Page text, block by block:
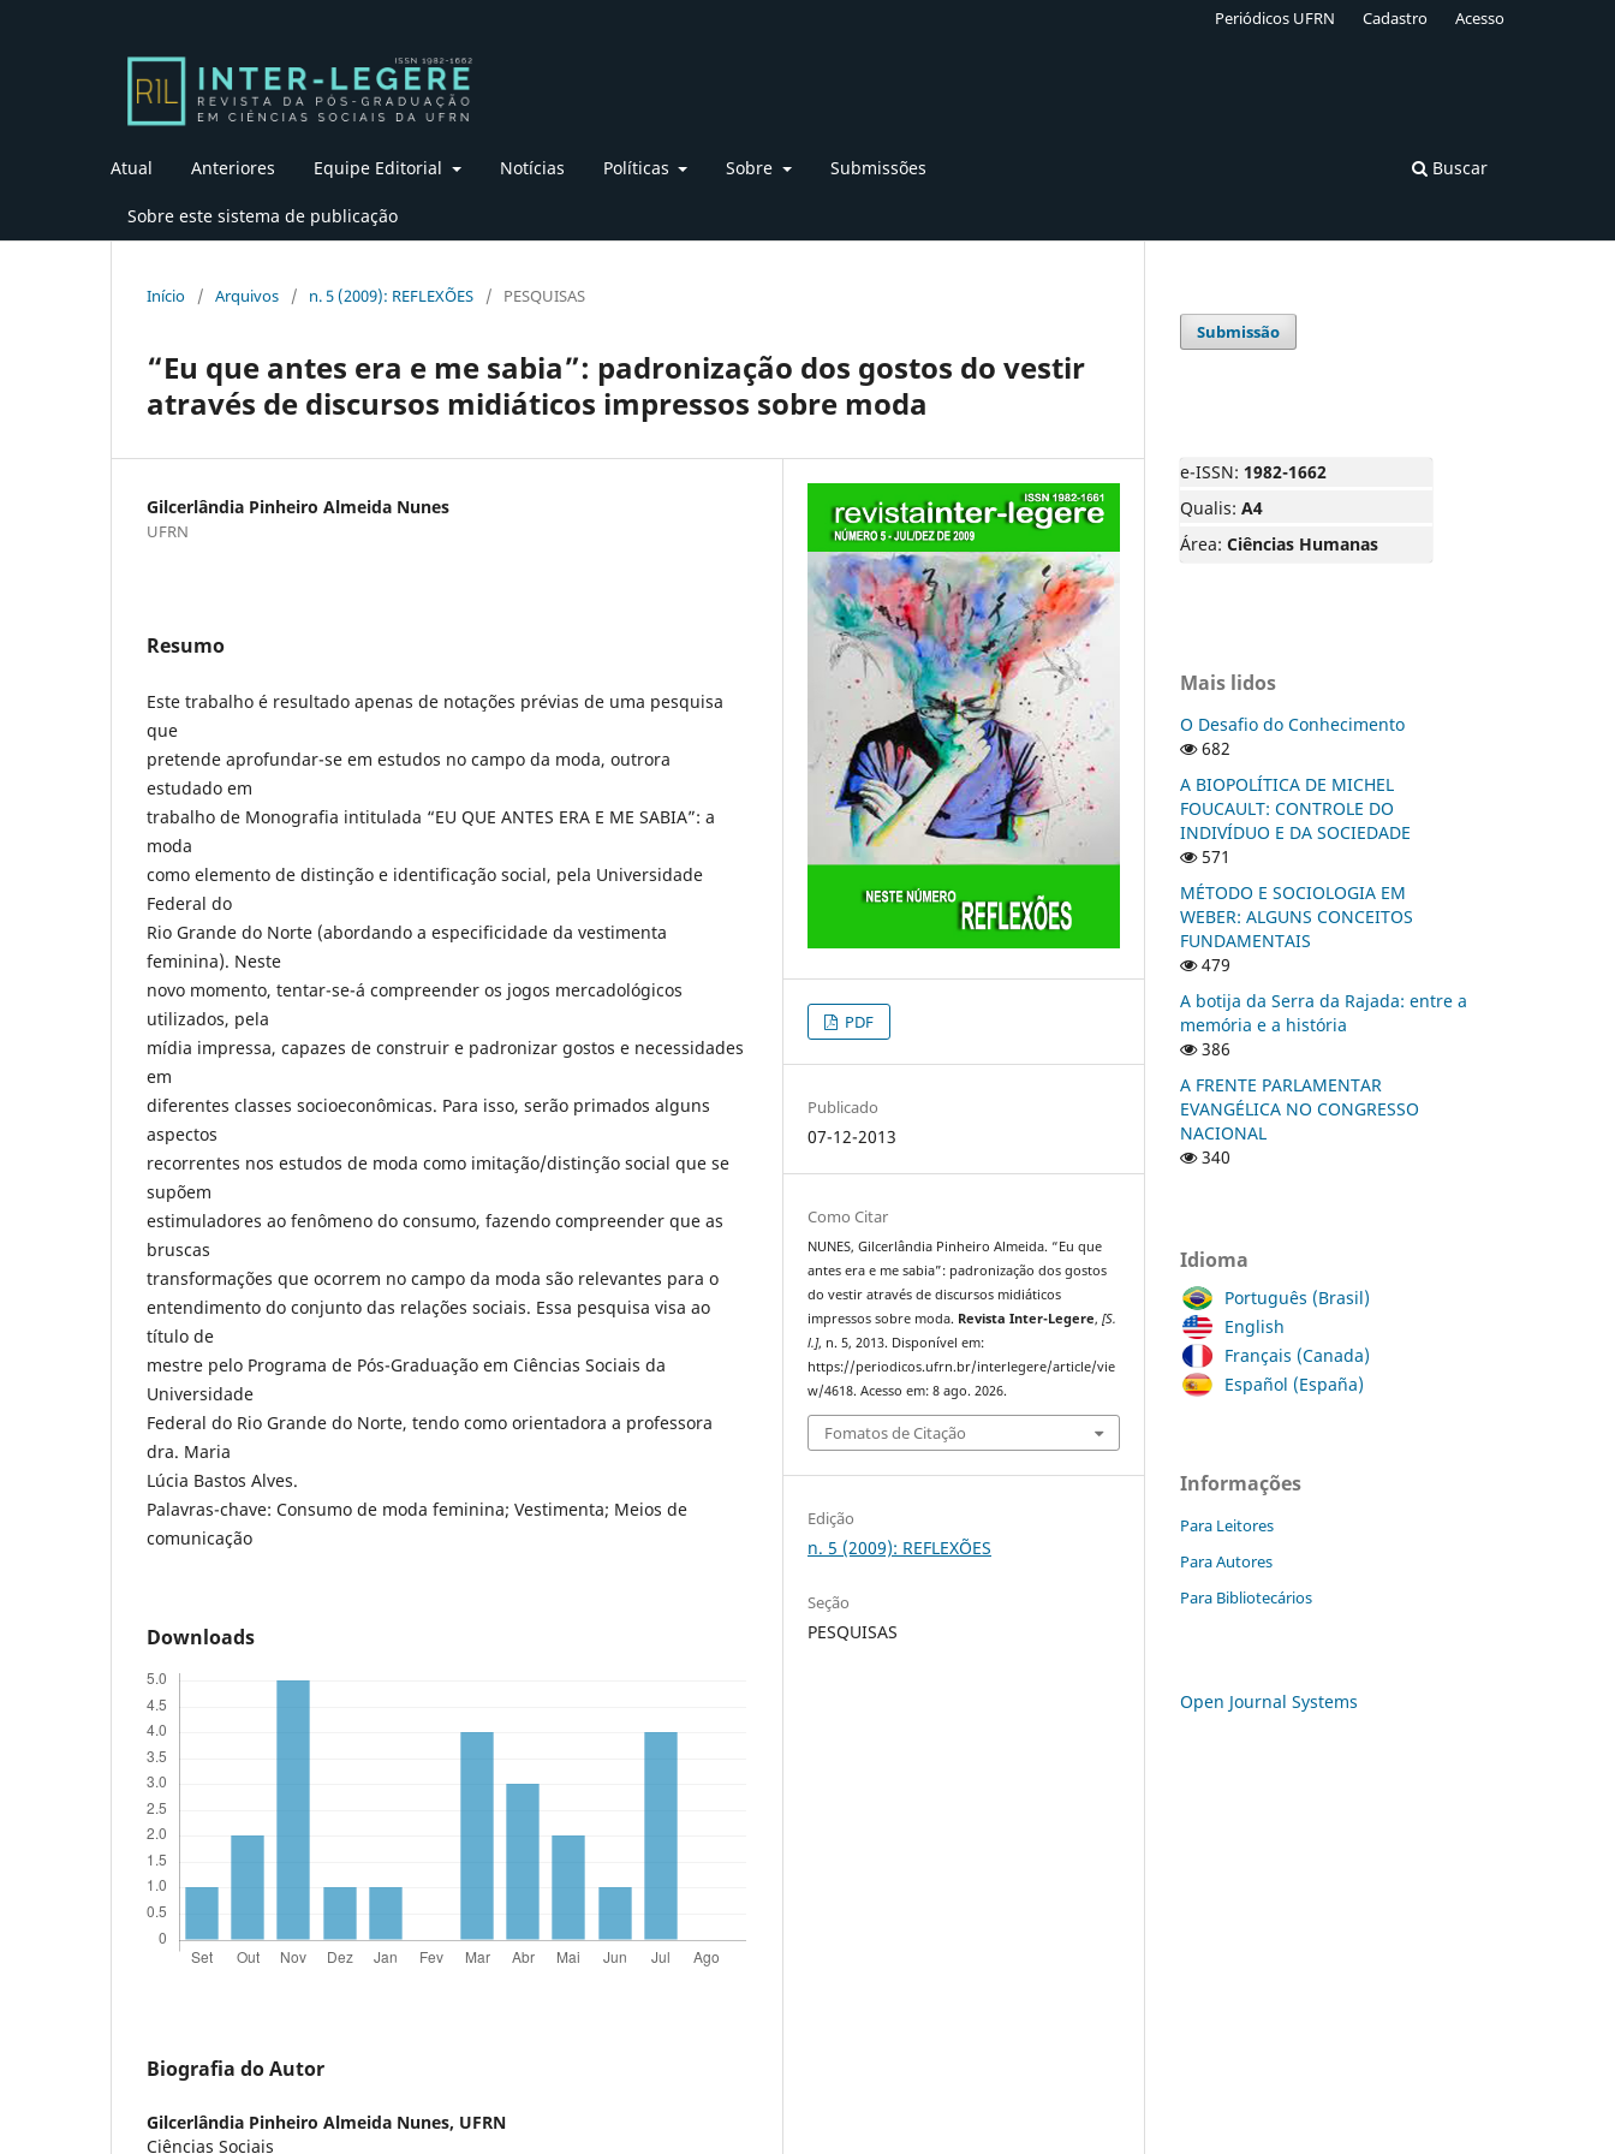
Atual Anteriores Equipe Editorial Notícias Políticas Sobre Submissões
Sobre este sistema de publicação
Buscar
Periódicos UFRN Cadastro Acesso
Início / Arquivos / n. 5 (2009): REFLEXÕES / PESQUISAS
“Eu que antes era e me sabia”: padronização dos gostos do vestir
através de discursos midiáticos impressos sobre moda
Gilcerlândia Pinheiro Almeida Nunes
UFRN
Resumo
Este trabalho é resultado apenas de notações prévias de uma pesquisa
que
pretende aprofundar-se em estudos no campo da moda, outrora
estudado em
trabalho de Monografia intitulada “EU QUE ANTES ERA E ME SABIA”: a
moda
como elemento de distinção e identificação social, pela Universidade
Federal do
Rio Grande do Norte (abordando a especificidade da vestimenta
feminina). Neste
novo momento, tentar-se-á compreender os jogos mercadológicos
utilizados, pela
mídia impressa, capazes de construir e padronizar gostos e necessidades
em
diferentes classes socioeconômicas. Para isso, serão primados alguns
aspectos
recorrentes nos estudos de moda como imitação/distinção social que se
supõem
estimuladores ao fenômeno do consumo, fazendo compreender que as
bruscas
transformações que ocorrem no campo da moda são relevantes para o
entendimento do conjunto das relações sociais. Essa pesquisa visa ao
título de
mestre pelo Programa de Pós-Graduação em Ciências Sociais da
Universidade
Federal do Rio Grande do Norte, tendo como orientadora a professora
dra. Maria
Lúcia Bastos Alves.
Palavras-chave: Consumo de moda feminina; Vestimenta; Meios de
comunicação
Downloads
Biografia do Autor
Gilcerlândia Pinheiro Almeida Nunes, UFRN
Ciências Sociais
PDF
Publicado
07-12-2013
Como Citar
NUNES, Gilcerlândia Pinheiro Almeida. “Eu que
antes era e me sabia”: padronização dos gostos
do vestir através de discursos midiáticos
impressos sobre moda. Revista Inter-Legere,[S.
l.], n. 5, 2013. Disponível em:
https://periodicos.ufrn.br/interlegere/article/vie
w/4618. Acesso em: 8 ago. 2026.
Fomatos de Citação
Edição
n. 5 (2009): REFLEXÕES
Seção
PESQUISAS
Submissão
e-ISSN: 1982-1662
Qualis: A4
Área: Ciências Humanas
Mais lidos
O Desafio do Conhecimento
682
A BIOPOLÍTICA DE MICHEL
FOUCAULT: CONTROLE DO
INDIVÍDUO E DA SOCIEDADE
571
MÉTODO E SOCIOLOGIA EM
WEBER: ALGUNS CONCEITOS
FUNDAMENTAIS
479
A botija da Serra da Rajada: entre a
memória e a história
386
A FRENTE PARLAMENTAR
EVANGÉLICA NO CONGRESSO
NACIONAL
340
Idioma
Português (Brasil)
English
Français (Canada)
Español (España)
Informações
Para Leitores
Para Autores
Para Bibliotecários
Open Journal Systems